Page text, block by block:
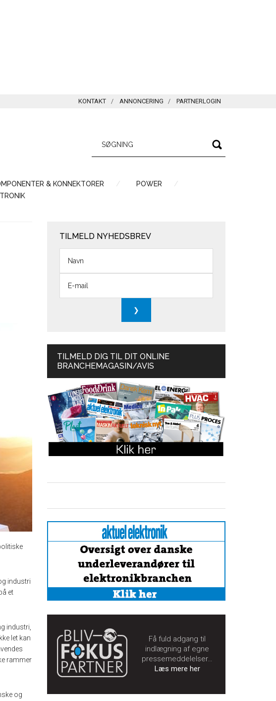
KONTAKT ANNONCERING PARTNERLOGIN
& KONNEKTORER
POWER
industri
et
industri,
let kan
rammer
og
TILMELD NYHEDSBREV
TILMELD DIG TIL DIT ONLINE
BRANCHEMAGASIN/AVIS
Få fuld adgang til
indlægning af egne
pressemeddelelser…
Læs mere her